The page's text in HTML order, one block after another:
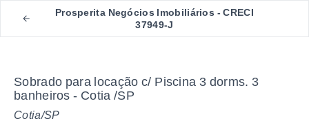
Prosperita Negócios Imobiliários - CRECI
37949-J
Sobrado para locação c/ Piscina 3 dorms. 3
banheiros - Cotia /SP
Cotia/SP